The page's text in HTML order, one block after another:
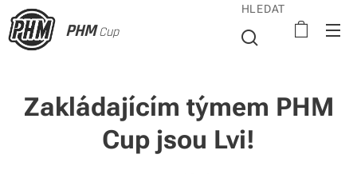
PHMCup
HLEDAT
Zakládajícím týmem PHM
Cup jsou Lvi!